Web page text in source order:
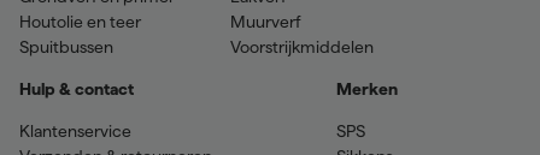
Houtolie en teer
Spuitbussen
Muurverf
Voorstrijkmiddelen
Hulp & contact
Klantenservice
Merken
SPS